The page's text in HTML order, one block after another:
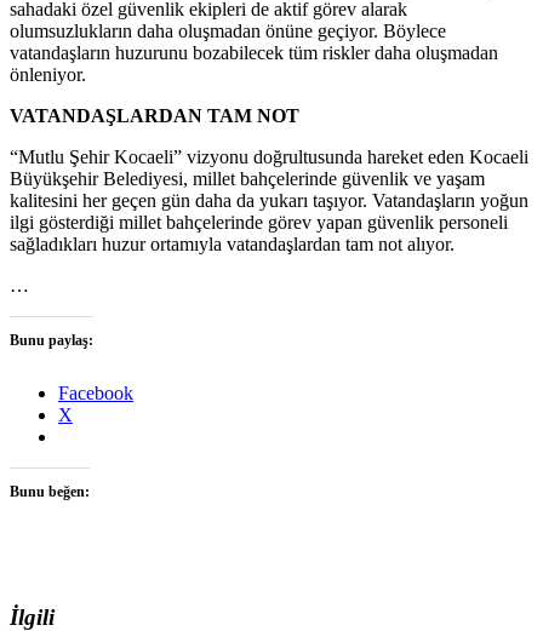
sahadaki özel güvenlik ekipleri de aktif görev alarak
olumsuzlukların daha oluşmadan önüne geçiyor. Böylece
vatandaşların huzurunu bozabilecek tüm riskler daha oluşmadan
önleniyor.
VATANDAŞLARDAN TAM NOT
“Mutlu Şehir Kocaeli” vizyonu doğrultusunda hareket eden Kocaeli
Büyükşehir Belediyesi, millet bahçelerinde güvenlik ve yaşam
kalitesini her geçen gün daha da yukarı taşıyor. Vatandaşların yoğun
ilgi gösterdiği millet bahçelerinde görev yapan güvenlik personeli
sağladıkları huzur ortamıyla vatandaşlardan tam not alıyor.
…
Bunu paylaş:
Facebook
X
Bunu beğen:
İlgili